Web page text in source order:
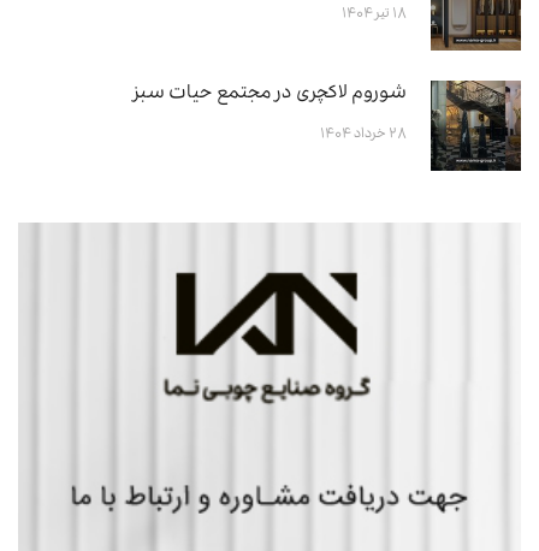
۱۸ تیر ۱۴۰۴
شوروم لاکچری در مجتمع حیات سبز
۲۸ خرداد ۱۴۰۴